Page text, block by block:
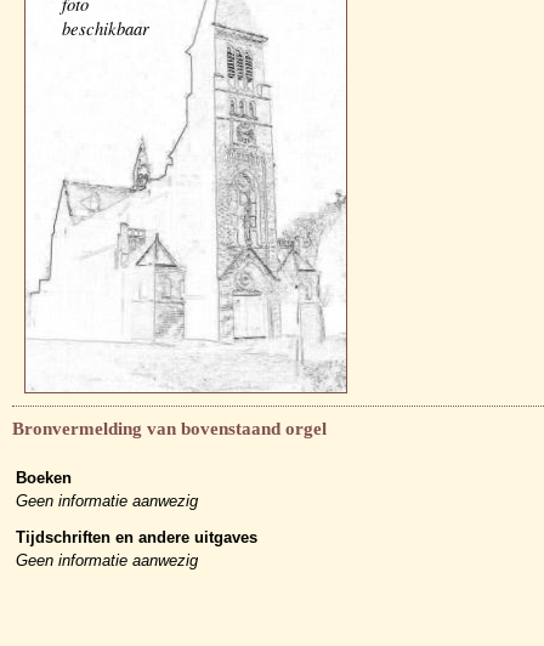
beschikbaar
Bronvermelding van bovenstaand orgel
Boeken
Geen informatie aanwezig
Tijdschriften en andere uitgaves
Geen informatie aanwezig